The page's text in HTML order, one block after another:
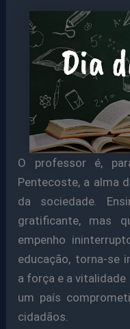
O professor é,
Pentecoste, a alma
da sociedade.
gratificante, mas
empenho
educação, torna-se
a força e a
um país
cidadãos.